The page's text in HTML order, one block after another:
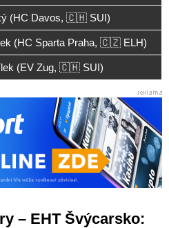
(HC Davos, 🇨🇭 SUI)
(HC Sparta Praha, 🇨🇿 ELH)
(EV Zug, 🇨🇭 SUI)
– EHT Švýcarsko: